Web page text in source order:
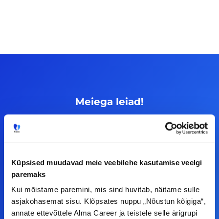
Küpsised muudavad meie veebilehe kasutamise veelgi
paremaks
Kui mõistame paremini, mis sind huvitab, näitame sulle
asjakohasemat sisu. Klõpsates nuppu „Nõustun kõigiga“,
annate ettevõttele Alma Career ja teistele selle ärigrupi
Meiega leiad!
Tööelublogi.ee lehelt leiad kõik vajaliku, et olla
kursis tööturu uudistega. Kui sul on
teha koostööd, siis võta meiega julgelt ühendust.
F
a
I
n
L
i
Y
o